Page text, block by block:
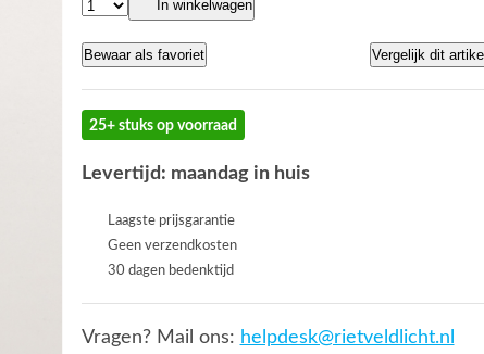
In winkelwagen
Bewaar als favoriet Vergelijk dit artikel
25+ stuks op voorraad
Levertijd: maandag in huis
Laagste prijsgarantie
Geen verzendkosten
30 dagen bedenktijd
Vragen? Mail ons: helpdesk@rietveldlicht.nl